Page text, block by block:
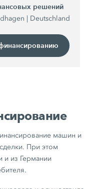
решений
| Deutschland
машин и
При этом
и из Германии